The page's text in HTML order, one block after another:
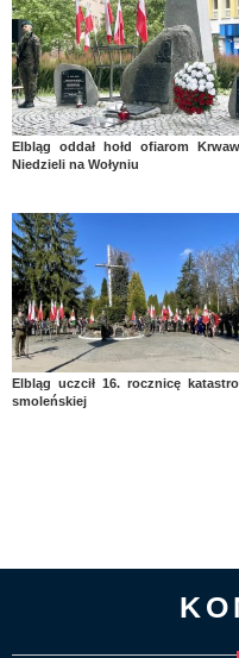
Elbląg oddał hołd ofiarom
Niedzieli na Wołyniu
Elbląg uczcił 16. rocznicę
smoleńskiej